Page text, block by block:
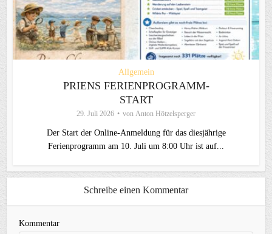
Allgemein
PRIENS FERIENPROGRAMM-
START
29. Juli 2026 von Anton Hötzelsperger
Der Start der Online-Anmeldung für das diesjährige
Ferienprogramm am 10. Juli um 8:00 Uhr ist auf...
Schreibe einen Kommentar
Kommentar